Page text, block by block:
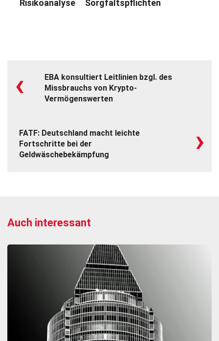
Risikoanalyse
Sorgfaltspflichten
‹
EBA konsultiert Leitlinien bzgl. des
Missbrauchs von Krypto-
Vermögenswerten
FATF: Deutschland macht leichte
Fortschritte bei der
Geldwäschebekämpfung
›
Auch interessant